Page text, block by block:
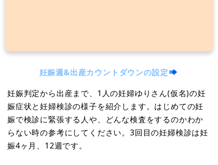
妊娠週&出産カウントダウンの設定
妊娠判定から出産まで、1人の妊婦ゆりさん(仮名)の妊
娠症状と妊婦検診の様子を紹介します。はじめての妊
娠で検診に緊張する人や、どんな検査をするのかわか
らない時の参考にしてください。3回目の妊婦検診は妊
娠4ヶ月、12週です。